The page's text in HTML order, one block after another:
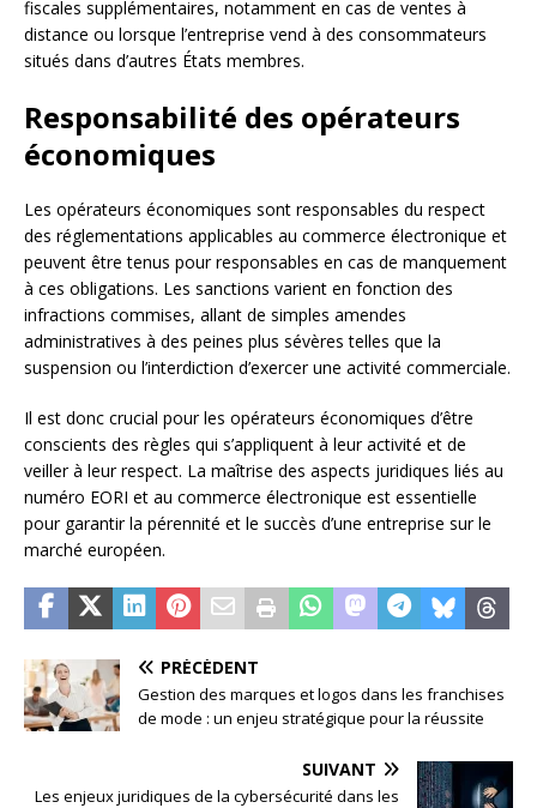
fiscales supplémentaires, notamment en cas de ventes à
distance ou lorsque l’entreprise vend à des consommateurs
situés dans d’autres États membres.
Responsabilité des opérateurs
économiques
Les opérateurs économiques sont responsables du respect
des réglementations applicables au commerce électronique et
peuvent être tenus pour responsables en cas de manquement
à ces obligations. Les sanctions varient en fonction des
infractions commises, allant de simples amendes
administratives à des peines plus sévères telles que la
suspension ou l’interdiction d’exercer une activité commerciale.
Il est donc crucial pour les opérateurs économiques d’être
conscients des règles qui s’appliquent à leur activité et de
veiller à leur respect. La maîtrise des aspects juridiques liés au
numéro EORI et au commerce électronique est essentielle
pour garantir la pérennité et le succès d’une entreprise sur le
marché européen.
PRÉCÉDENT
Gestion des marques et logos dans les franchises
de mode : un enjeu stratégique pour la réussite
SUIVANT
Les enjeux juridiques de la cybersécurité dans les